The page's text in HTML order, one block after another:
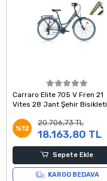
Carraro Elite 705 V Fren 21
Vites 28 Jant Şehir Bisikleti
43 Kadro
%12
20.706,73 TL
18.163,80 TL
Sepete Ekle
KARGO BEDAVA